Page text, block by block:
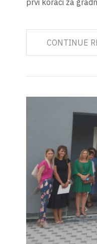
prvi koraci za
CONTINUE